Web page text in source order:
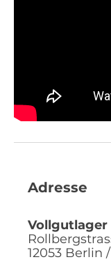
Adresse
Vollgutlager
12053 Berlin